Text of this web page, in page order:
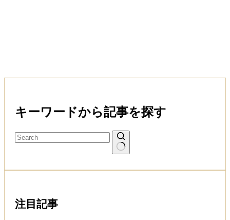
キーワードから記事を探す
注目記事